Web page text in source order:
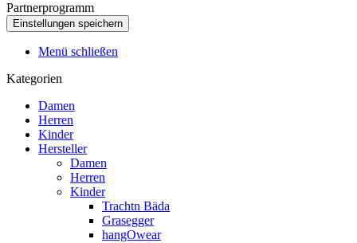
Partnerprogramm
Menü schließen
Kategorien
Damen
Herren
Kinder
Hersteller
Damen
Herren
Kinder
Trachtn Bäda
Grasegger
hangOwear